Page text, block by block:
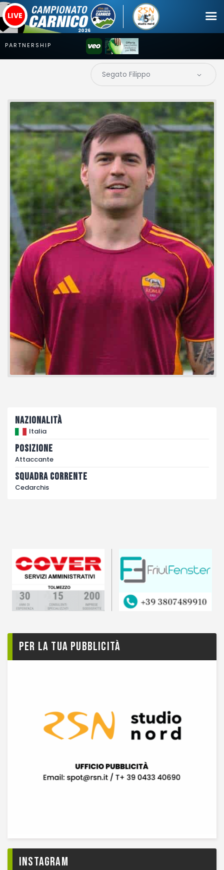
LIVE
Squadre
Calendari
News
Mercato
Erreà Cup
Giovanile
Video
Fotogallery
Nazionalità
Italia
Posizione
Attaccante
Squadra corrente
Cedarchis
Per la tua pubblicità
Instagram